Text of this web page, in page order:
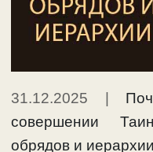
31.12.2025 |
совершении
обрядов и